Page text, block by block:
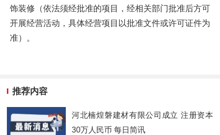
饰装修（依法须经批准的项目，经相关部门批准后方可
开展经营活动，具体经营项目以批准文件或许可证件为
准）。
推荐内容
河北楠煌磐建材有限公司成立 注册资本
30万人民币 每日简讯